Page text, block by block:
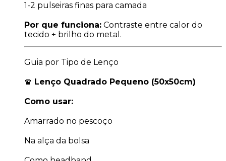
1-2 pulseiras finas para camada
Por que funciona: Contraste entre calor do
tecido + brilho do metal.
Guia por Tipo de Lenço
🧣 Lenço Quadrado Pequeno (50x50cm)
Como usar:
Amarrado no pescoço
Na alça da bolsa